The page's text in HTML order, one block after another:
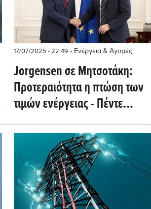
17/07/2025 - 22:49 - Ενέργεια & Αγορές
Jorgensen σε Mητσοτάκη:
Προτεραιότητα η πτώση των
τιμών ενέργειας - Πέντε
φορές πάνω το budget των
διασυνδέσων - Επιβεβαίωση
του WEN